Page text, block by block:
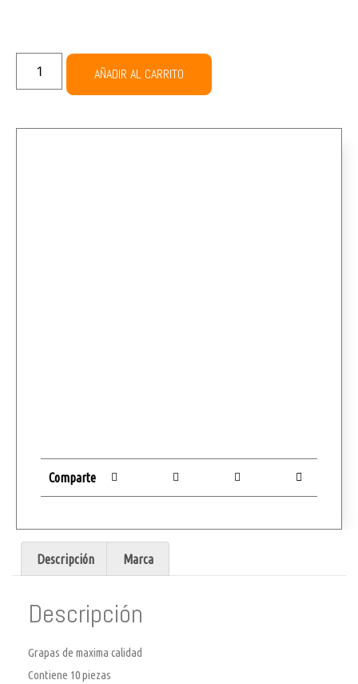
Comparte
AÑADIR AL CARRITO
Descripción Marca
Descripción
Grapas de maxima calidad
Contiene 10 piezas